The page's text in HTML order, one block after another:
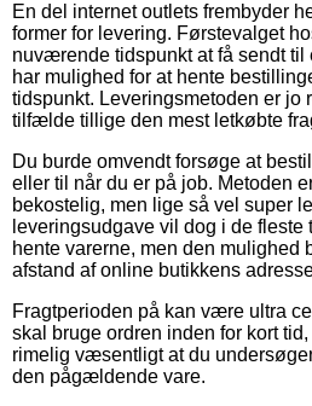
En del internet outlets frembyder
former for levering. Førstevalget
nuværende tidspunkt at få sendt til
har mulighed for at hente
tidspunkt. Leveringsmetoden er jo
tilfælde tillige den mest letkøbte
Du burde omvendt forsøge at
eller til når du er på job. Metoden
bekostelig, men lige så vel super
leveringsudgave vil dog i de
hente varerne, men den mulighed
afstand af online butikkens
Fragtperioden på kan være ultra
skal bruge ordren inden for kort
rimelig væsentligt at du
den pågældende vare.